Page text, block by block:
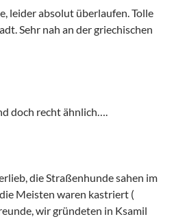
leider absolut überlaufen. Tolle
Sehr nah an der griechischen
doch recht ähnlich….
die Straßenhunde sahen im
Meisten waren kastriert (
wir gründeten in Ksamil